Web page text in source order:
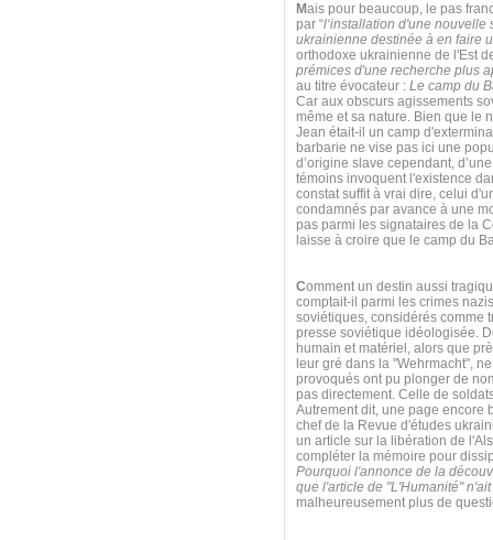
Mais pour beaucoup, le pas
par “l‘installation d'une
ukrainienne destinée à en faire
orthodoxe ukrainienne de l'Est
prémices d'une recherche plus
au titre évocateur : Le camp du
Car aux obscurs agissements
même et sa nature. Bien que le
Jean était-il un camp
barbarie ne vise pas ici une
d’origine slave cependant,
témoins invoquent l'existence
constat suffit à vrai dire, celui
condamnés par avance à une
pas parmi les signataires de la
laisse à croire que le camp du
Comment un destin aussi
comptait-il parmi les crimes
soviétiques, considérés comme
presse soviétique idéologisée.
humain et matériel, alors que
leur gré dans la "Wehrmacht",
provoqués ont pu plonger de
pas directement. Celle de
Autrement dit, une page encore
chef de la Revue d'études
un article sur la libération de
compléter la mémoire pour
Pourquoi l'annonce de la
que l'article de "L'Humanité"
malheureusement plus de